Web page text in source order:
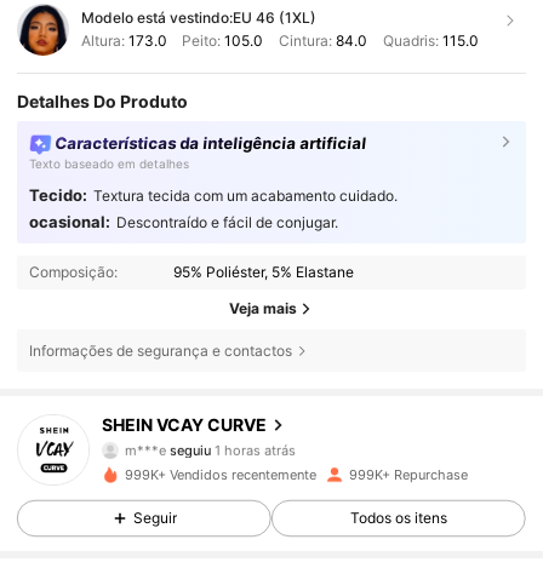
Modelo está vestindo:EU 46 (1XL)
Altura: 173.0 Peito:105.0 Cintura: 84.0 Quadris: 115.0
Detalhes Do Produto
Características da inteligência artificial
Texto baseado em detalhes
Tecido: Textura tecida com um acabamento cuidado.
ocasional: Descontraído e fácil de conjugar.
Composição: 95% Poliéster, 5% Elastane
Veja mais
Informações de segurança e contactos
SHEIN VCAY CURVE
m***eseguiu1 horas atrás
a***1está a navegar
4,84
190K Seguidores
999K+ Vendidos recentemente 999K+ Repurchase
Seguir Todos os itens